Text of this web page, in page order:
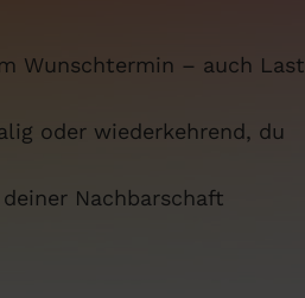
Wunschtermin – auch Last
oder wiederkehrend, du
Nachbarschaft